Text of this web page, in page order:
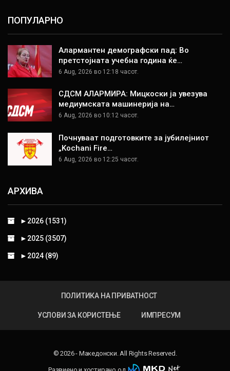
ПОПУЛАРНО
Алармантен демографски пад: Во
претстојната учебна година ќе…
6 Aug, 2026 во 12:18 часот.
СДСМ АЛАРМИРА: Мицкоски ја увезува
медиумската машинерија на…
6 Aug, 2026 во 10:12 часот.
Почнуваат подготовките за јубилејниот
„Kochani Fire…
6 Aug, 2026 во 12:25 часот.
АРХИВА
► 2026 (1531)
► 2025 (3507)
► 2024 (89)
ПОЛИТИКА НА ПРИВАТНОСТ
УСЛОВИ ЗА КОРИСТЕЊЕ ИМПРЕСУМ
© 2026 - Македонски. All Rights Reserved.